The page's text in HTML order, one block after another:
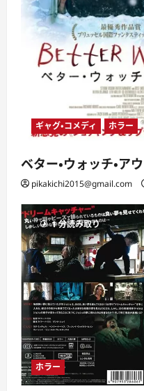
ギャグ・コメディ ホラー
ベター・ウォッチ・ア
pikakichi2015@gmail.com
1 分読み取り
ホラー